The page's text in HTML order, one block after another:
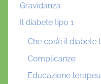
Gravidanza
Il diabete tipo 1
Che cos’è il diabete
Complicanze
Educazione